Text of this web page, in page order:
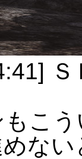
こう
めな